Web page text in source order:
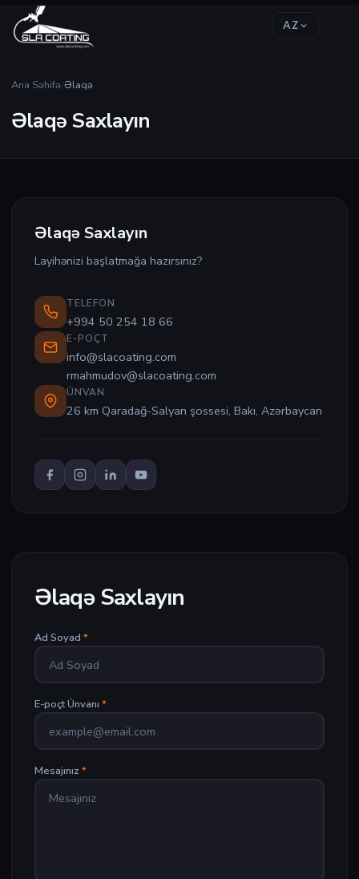
AZ
Ana Səhifə/Əlaqə
Əlaqə Saxlayın
Əlaqə Saxlayın
Layihənizi başlatmağa hazırsınız?
TELEFON
+994 50 254 18 66
E-POÇT
info@slacoating.com
rmahmudov@slacoating.com
ÜNVAN
26 km Qaradağ-Salyan şossesi, Bakı, Azərbaycan
Əlaqə Saxlayın
Ad Soyad *
E-poçt Ünvanı *
Mesajınız *